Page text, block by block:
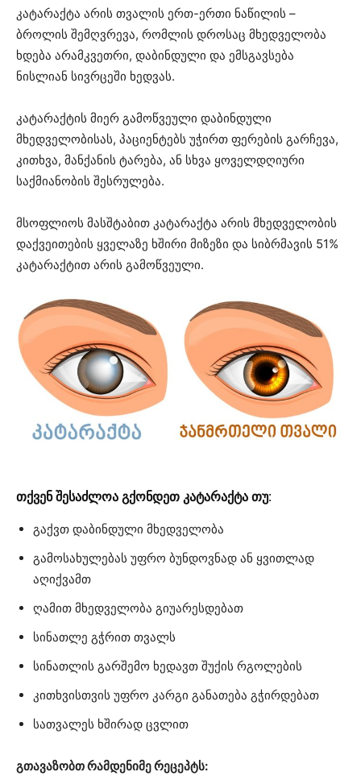
კატარაქტა არის თვალის ერთ-ერთი ნაწილის –
ბროლის შემღვრევა, რომლის დროსაც მხედველობა
ხდება არამკვეთრი, დაბინდული და ემსგავსება
ნისლიან სივრცეში ხედვას.
კატარაქტის მიერ გამოწვეული დაბინდული
მხედველობისას, პაციენტებს უჭირთ ფერების გარჩევა,
კითხვა, მანქანის ტარება, ან სხვა ყოველდღიური
საქმიანობის შესრულება.
მსოფლიოს მასშტაბით კატარაქტა არის მხედველობის
დაქვეითების ყველაზე ხშირი მიზეზი და სიბრმავის 51%
კატარაქტით არის გამოწვეული.
თქვენ შესაძლოა გქონდეთ კატარაქტა თუ:
გაქვთ დაბინდული მხედველობა
გამოსახულებას უფრო ბუნდოვნად ან ყვითლად
აღიქვამთ
ღამით მხედველობა გიუარესდებათ
სინათლე გჭრით თვალს
სინათლის გარშემო ხედავთ შუქის რგოლების
კითხვისთვის უფრო კარგი განათება გჭირდებათ
სათვალეს ხშირად ცვლით
გთავაზობთ რამდენიმე რეცეპტს: